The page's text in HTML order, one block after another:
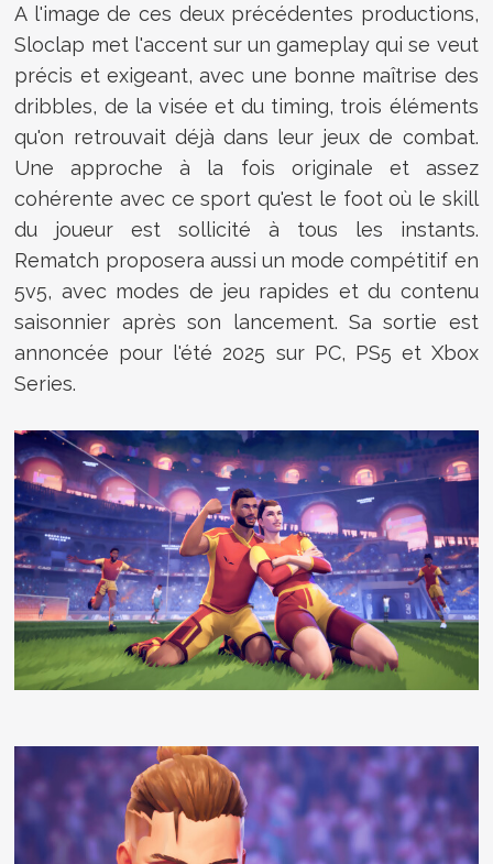
A l'image de ces deux précédentes productions,
Sloclap met l'accent sur un gameplay qui se veut
précis et exigeant, avec une bonne maîtrise des
dribbles, de la visée et du timing, trois éléments
qu'on retrouvait déjà dans leur jeux de combat.
Une approche à la fois originale et assez
cohérente avec ce sport qu'est le foot où le skill
du joueur est sollicité à tous les instants.
Rematch proposera aussi un mode compétitif en
5v5, avec modes de jeu rapides et du contenu
saisonnier après son lancement. Sa sortie est
annoncée pour l'été 2025 sur PC, PS5 et Xbox
Series.